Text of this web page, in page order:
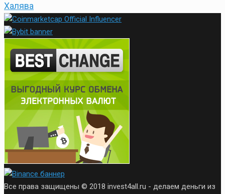
Халява
Все права защищены © 2018 invest4all.ru - делаем деньги из